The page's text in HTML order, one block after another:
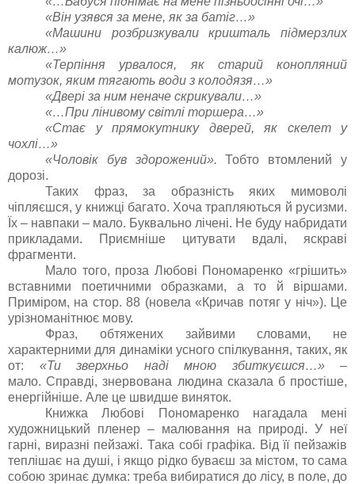
«Він узявся за мене, як за батіг…»
«Машини розбризкували кришталь підмерзлих
калюж…»
«Терпіння урвалося, як старий конопляний
мотузок, яким тягають води з колодязя…»
«Двері за ним неначе скрикували…»
«…При лінивому світлі торшера…»
«Стає у прямокутнику дверей, як скелет у
чохлі…»
«Чоловік був здорожений». Тобто втомлений у
дорозі.
Таких фраз, за образність яких мимоволі
чіпляєшся, у книжці багато. Хоча трапляються й русизми.
Їх – навпаки – мало. Буквально лічені. Не буду набридати
прикладами. Приємніше цитувати вдалі, яскраві
фрагменти.
Мало того, проза Любові Пономаренко «грішить»
вставними поетичними образками, а то й віршами.
Приміром, на стор. 88 (новела «Кричав потяг у ніч»). Це
урізноманітнює мову.
Фраз, обтяжених зайвими словами, не
характерними для динаміки усного спілкування, таких, як
от: «Ти зверхньо наді мною збиткуєшся…»–
мало. Справді, знервована людина сказала б простіше,
енергійніше. Але це швидше виняток.
Книжка Любові Пономаренко нагадала мені
художницький пленер – малювання на природі. У неї
гарні, виразні пейзажі. Така собі графіка. Від її пейзажів
теплішає на душі, і якщо рідко буваєш за містом, то сама
собою зринає думка: треба вибиратися до лісу, в поле, до